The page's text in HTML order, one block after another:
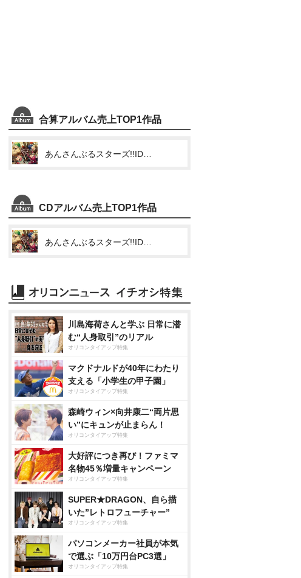
合算アルバム売上TOP1作品
CDアルバム売上TOP1作品
川島海荷さんと学ぶ 日常に潜
む“人身取引”のリアル
オリコンタイアップ特集
マクドナルドが40年にわたり
支える「小学生の甲子園」
オリコンタイアップ特集
森崎ウィン×向井康二“両片思
い”にキュンが止まらん！
オリコンタイアップ特集
大好評につき再び！ファミマ
名物45％増量キャンペーン
オリコンタイアップ特集
SUPER★DRAGON、自ら描
いた”レトロフューチャー”
オリコンタイアップ特集
パソコンメーカー社員が本気
で選ぶ「10万円台PC3選」
オリコンタイアップ特集